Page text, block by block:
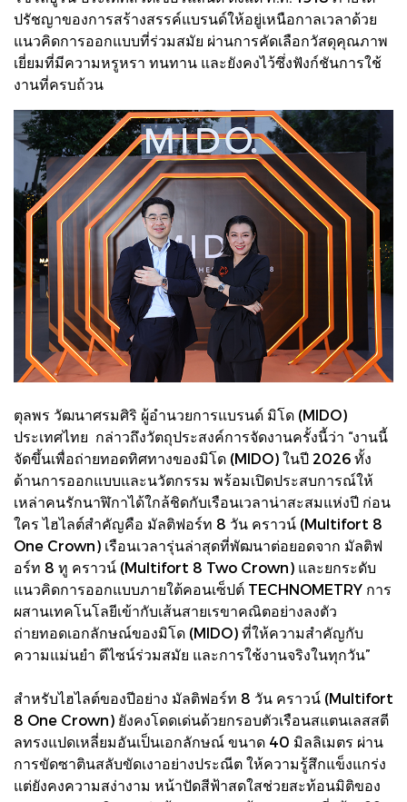
ปรัชญาของการสร้างสรรค์แบรนด์ให้อยู่เหนือกาลเวลาด้วย
แนวคิดการออกแบบที่ร่วมสมัย ผ่านการคัดเลือกวัสดุคุณภาพ
เยี่ยมที่มีความหรูหรา ทนทาน และยังคงไว้ซึ่งฟังก์ชันการใช้
งานที่ครบถ้วน
ตุลพร วัฒนาศรมศิริ ผู้อำนวยการแบรนด์ มิโด (MIDO)
ประเทศไทย กล่าวถึงวัตถุประสงค์การจัดงานครั้งนี้ว่า “งานนี้
จัดขึ้นเพื่อถ่ายทอดทิศทางของมิโด (MIDO) ในปี 2026 ทั้ง
ด้านการออกแบบและนวัตกรรม พร้อมเปิดประสบการณ์ให้
เหล่าคนรักนาฬิกาได้ใกล้ชิดกับเรือนเวลาน่าสะสมแห่งปี ก่อน
ใคร ไฮไลต์สำคัญคือ มัลติฟอร์ท 8 วัน คราวน์ (Multifort 8
One Crown) เรือนเวลารุ่นล่าสุดที่พัฒนาต่อยอดจาก มัลติฟ
อร์ท 8 ทู คราวน์ (Multifort 8 Two Crown) และยกระดับ
แนวคิดการออกแบบภายใต้คอนเซ็ปต์ TECHNOMETRY การ
ผสานเทคโนโลยีเข้ากับเส้นสายเรขาคณิตอย่างลงตัว
ถ่ายทอดเอกลักษณ์ของมิโด (MIDO) ที่ให้ความสำคัญกับ
ความแม่นยำ ดีไซน์ร่วมสมัย และการใช้งานจริงในทุกวัน”
สำหรับไฮไลต์ของปีอย่าง มัลติฟอร์ท 8 วัน คราวน์ (Multifort
8 One Crown) ยังคงโดดเด่นด้วยกรอบตัวเรือนสแตนเลสสตี
ลทรงแปดเหลี่ยมอันเป็นเอกลักษณ์ ขนาด 40 มิลลิเมตร ผ่าน
การขัดซาตินสลับขัดเงาอย่างประณีต ให้ความรู้สึกแข็งแกร่ง
แต่ยังคงความสง่างาม หน้าปัดสีฟ้าสดใสช่วยสะท้อนมิติของ